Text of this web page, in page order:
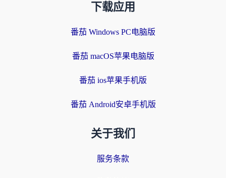
下载应用
番茄 Windows PC电脑版
番茄 macOS苹果电脑版
番茄 ios苹果手机版
番茄 Android安卓手机版
关于我们
服务条款